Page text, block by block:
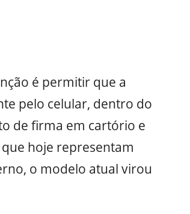
é permitir que a
pelo celular, dentro do
de firma em cartório e
hoje representam
o modelo atual virou